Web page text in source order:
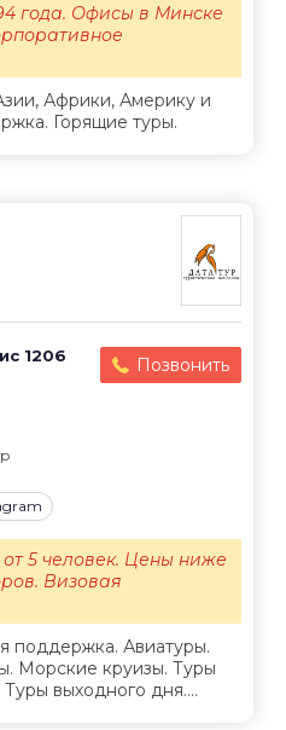
Африки, Америку и
Горящие туры.
года. Офисы в Минске
1206
Позвонить
поддержка. Авиатуры.
Морские круизы. Туры
выходного дня....
5 человек. Цены ниже
Визовая